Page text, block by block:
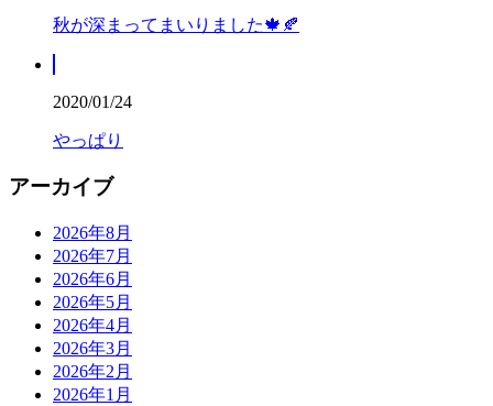
秋が深まってまいりました🍁🍂
2020/01/24
やっぱり
アーカイブ
2026年8月
2026年7月
2026年6月
2026年5月
2026年4月
2026年3月
2026年2月
2026年1月